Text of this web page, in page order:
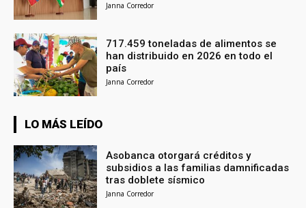
Janna Corredor
717.459 toneladas de alimentos se
han distribuido en 2026 en todo el
país
Janna Corredor
LO MÁS LEÍDO
Asobanca otorgará créditos y
subsidios a las familias damnificadas
tras doblete sísmico
Janna Corredor